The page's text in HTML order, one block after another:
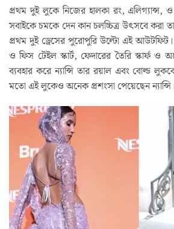
প্রথম দুই লুকে নিজের হালকা রং, এলিগ্যান্স,
সবাইকে চমকে দেন কান চলচ্চিত্র উৎসবে করা
প্রথম দুই ড্রেসের পুরোপুরি উল্টো এই
ও ফিস টেইল স্কার্ট, ফেদারের তৈরি স্কার্ফ
ব্যবহার করে ন্যান্সি তার রয়াল এবং বোল্ড
মতো এই লুকেও অনেক প্রশংসা পেয়েছেন ন্যান্সি।